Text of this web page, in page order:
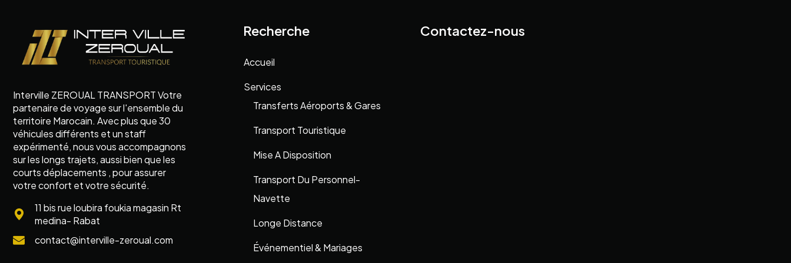
Interville ZEROUAL TRANSPORT Votre
partenaire de voyage sur l'ensemble du
territoire Marocain. Avec plus que 30
véhicules différents et un staff
expérimenté, nous vous accompagnons
sur les longs trajets, aussi bien que les
courts déplacements , pour assurer
votre confort et votre sécurité.
11 bis rue loubira foukia magasin Rt
medina- Rabat
contact@interville-zeroual.com
Recherche
Accueil
Services
Transferts Aéroports & Gares
Transport Touristique
Mise A Disposition
Transport Du Personnel-
Navette
Longe Distance
Événementiel & Mariages
Contactez-nous